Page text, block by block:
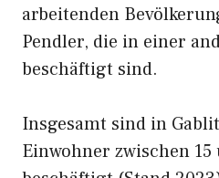
arbeitenden
Pendler, die in einer
beschäftigt sind.
Insgesamt sind in
Einwohner zwischen 15